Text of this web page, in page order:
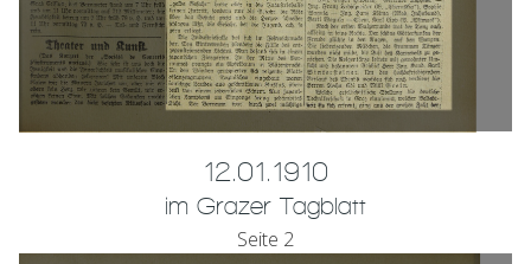
12.01.1910
im Grazer Tagblatt
Seite 2